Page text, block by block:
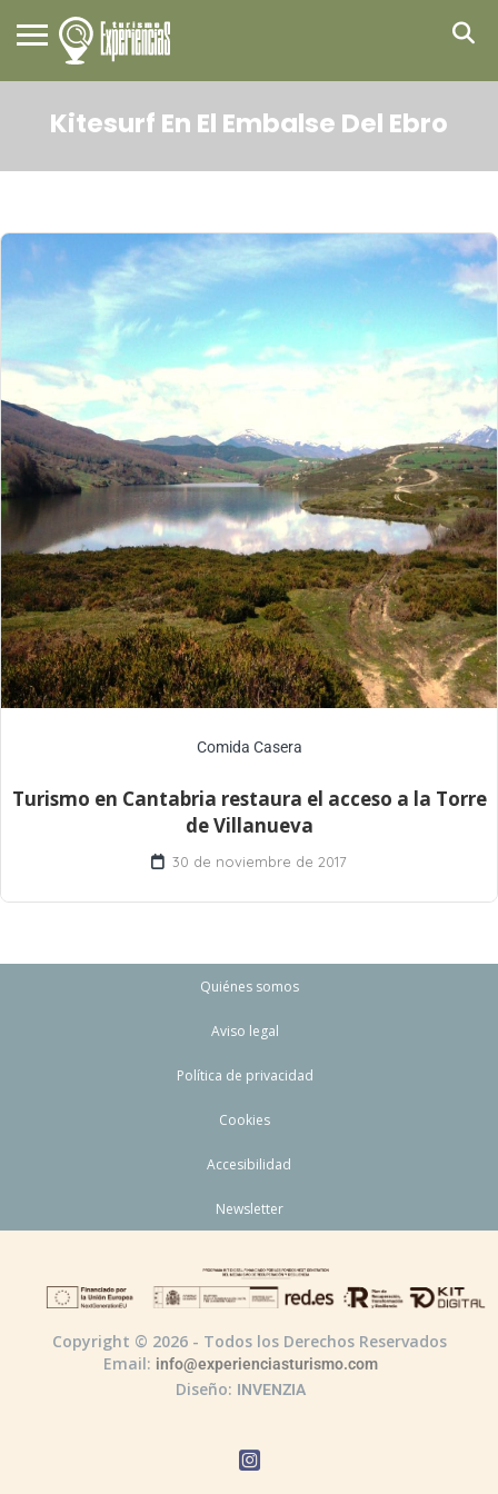
Kitesurf En El Embalse Del Ebro
Comida Casera
Turismo en Cantabria restaura el acceso a la Torre
de Villanueva
30 de noviembre de 2017
Quiénes somos
Aviso legal
Política de privacidad
Cookies
Accesibilidad
Newsletter
Copyright © 2026 - Todos los Derechos Reservados
Email: info@experienciasturismo.com
Diseño: INVENZIA